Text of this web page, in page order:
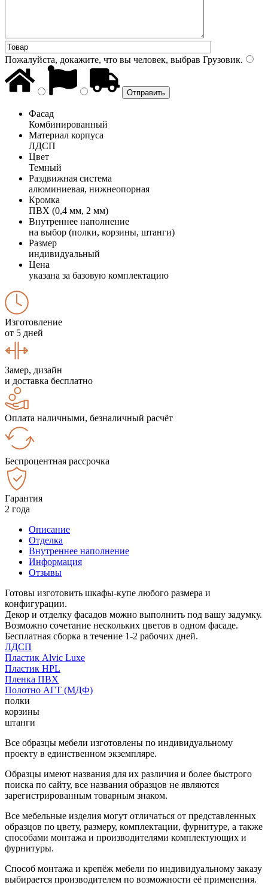
Пожалуйста, докажите, что вы человек, выбрав Грузовик.
Фасад
Комбинированный
Материал корпуса
ЛДСП
Цвет
Темный
Раздвижная система
алюминиевая, нижнеопорная
Кромка
ПВХ (0,4 мм, 2 мм)
Внутреннее наполнение
на выбор (полки, корзины, штанги)
Размер
индивидуальный
Цена
указана за базовую комплектацию
Изготовление
от 5 дней
Замер, дизайн
и доставка бесплатно
Оплата наличными, безналичный расчёт
Беспроцентная рассрочка
Гарантия
2 года
Описание
Отделка
Внутреннее наполнение
Информация
Отзывы
Готовы изготовить шкафы-купе любого размера и
конфигурации.
Декор и отделку фасадов можно выполнить под вашу задумку.
Возможно сочетание нескольких цветов в одном фасаде.
Бесплатная сборка в течение 1-2 рабочих дней.
ЛДСП
Пластик Alvic Luxe
Пластик HPL
Пленка ПВХ
Полотно АГТ (МДФ)
полки
корзины
штанги
Все образцы мебели изготовлены по индивидуальному
проекту в единственном экземпляре.
Образцы имеют названия для их различия и более быстрого
поиска по сайту, все названия образцов не являются
зарегистрированным товарным знаком.
Все мебельные изделия могут отличаться от представленных
образцов по цвету, размеру, комплектации, фурнитуре, а также
способами монтажа и производителями комплектующих и
фурнитуры.
Способ монтажа и крепёж мебели по индивидуальному заказу
выбирается производителем по возможности её применения.